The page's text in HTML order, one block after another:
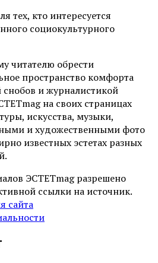
тех, кто интересуется
социокультурного
читателю обрести
пространство комфорта
и журналистикой
на своих страницах
искусства, музыки,
и художественными фото
известных эстетах разных
ЭСТЕТmag разрешено
ссылки на источник.
сайта